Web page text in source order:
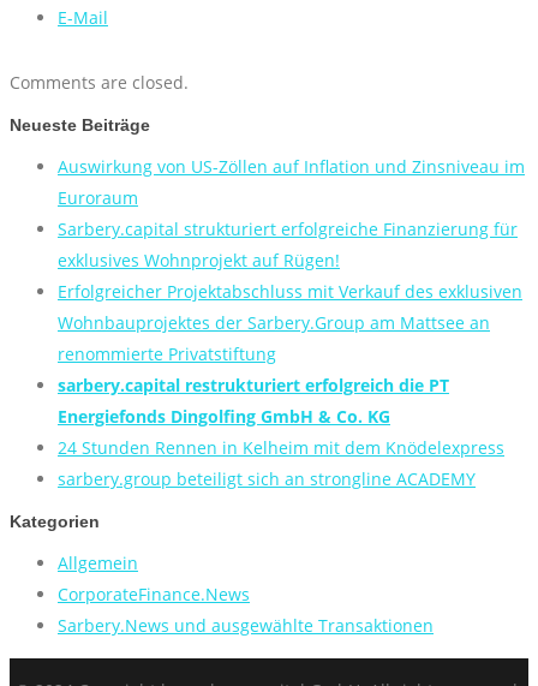
E-Mail
Comments are closed.
Neueste Beiträge
Auswirkung von US-Zöllen auf Inflation und Zinsniveau im
Euroraum
Sarbery.capital strukturiert erfolgreiche Finanzierung für
exklusives Wohnprojekt auf Rügen!
Erfolgreicher Projektabschluss mit Verkauf des exklusiven
Wohnbauprojektes der Sarbery.Group am Mattsee an
renommierte Privatstiftung
sarbery.capital restrukturiert erfolgreich die PT
Energiefonds Dingolfing GmbH & Co. KG
24 Stunden Rennen in Kelheim mit dem Knödelexpress
sarbery.group beteiligt sich an strongline ACADEMY
Kategorien
Allgemein
CorporateFinance.News
Sarbery.News und ausgewählte Transaktionen